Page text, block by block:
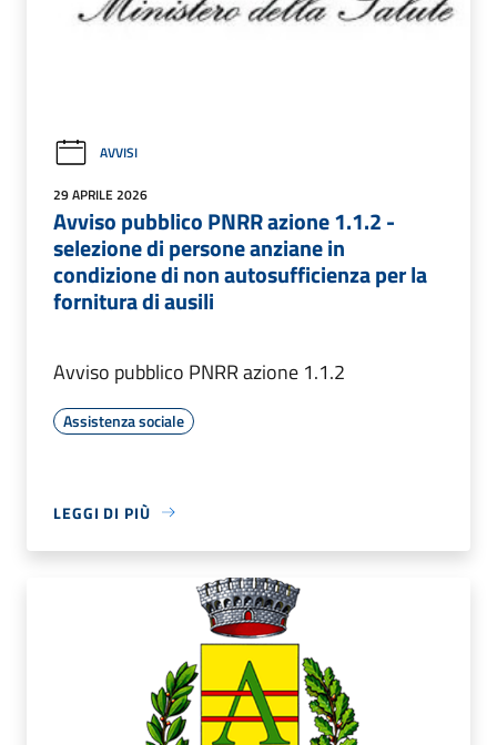
AVVISI
29 APRILE 2026
Avviso pubblico PNRR azione 1.1.2 -
selezione di persone anziane in
condizione di non autosufficienza per la
fornitura di ausili
Avviso pubblico PNRR azione 1.1.2
Assistenza sociale
LEGGI DI PIÙ